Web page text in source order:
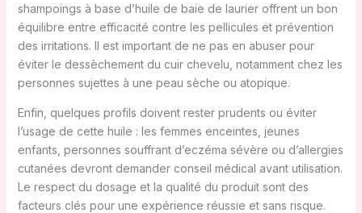
shampoings à base d’huile de baie de laurier offrent un bon
équilibre entre efficacité contre les pellicules et prévention
des irritations. Il est important de ne pas en abuser pour
éviter le dessèchement du cuir chevelu, notamment chez les
personnes sujettes à une peau sèche ou atopique.
Enfin, quelques profils doivent rester prudents ou éviter
l’usage de cette huile : les femmes enceintes, jeunes
enfants, personnes souffrant d’eczéma sévère ou d’allergies
cutanées devront demander conseil médical avant utilisation.
Le respect du dosage et la qualité du produit sont des
facteurs clés pour une expérience réussie et sans risque.